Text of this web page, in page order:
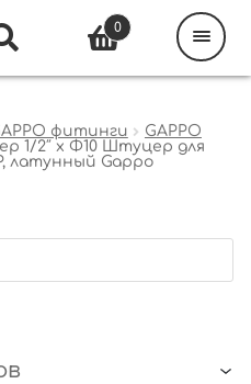
фитинги
GAPPO
1/2″ x Φ10 Штуцер для
латунный Gappo
0